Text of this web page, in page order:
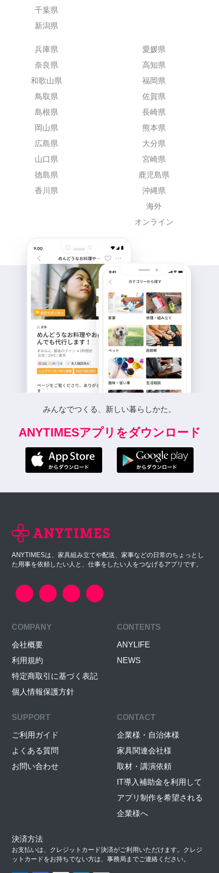
千葉県
新潟県
兵庫県
奈良県
和歌山県
鳥取県
島根県
岡山県
広島県
山口県
徳島県
香川県
愛媛県
高知県
福岡県
佐賀県
長崎県
熊本県
大分県
宮崎県
鹿児島県
沖縄県
海外
オンライン
みんなでつくる、新しい暮らしかた。
ANYTIMESアプリをダウンロード
ANYTIMESは、家具組み立てや配送、家事などの日常のちょっとし
た用事を依頼したい人と、仕事をしたい人をつなげるアプリです。
COMPANY
会社概要
利用規約
特定商取引に基づく表記
個人情報保護方針
CONTENTS
ANYLIFE
NEWS
SUPPORT
ご利用ガイド
よくある質問
お問い合わせ
CONTACT
企業様・自治体様
家具関連会社様
取材・講演依頼
IT導入補助金を利用して
アプリ制作を希望される
企業様へ
決済方法
お支払いは、クレジットカード決済がご利用いただけます。クレジ
ットカードをお持ちでない方は、事務局までご連絡ください。